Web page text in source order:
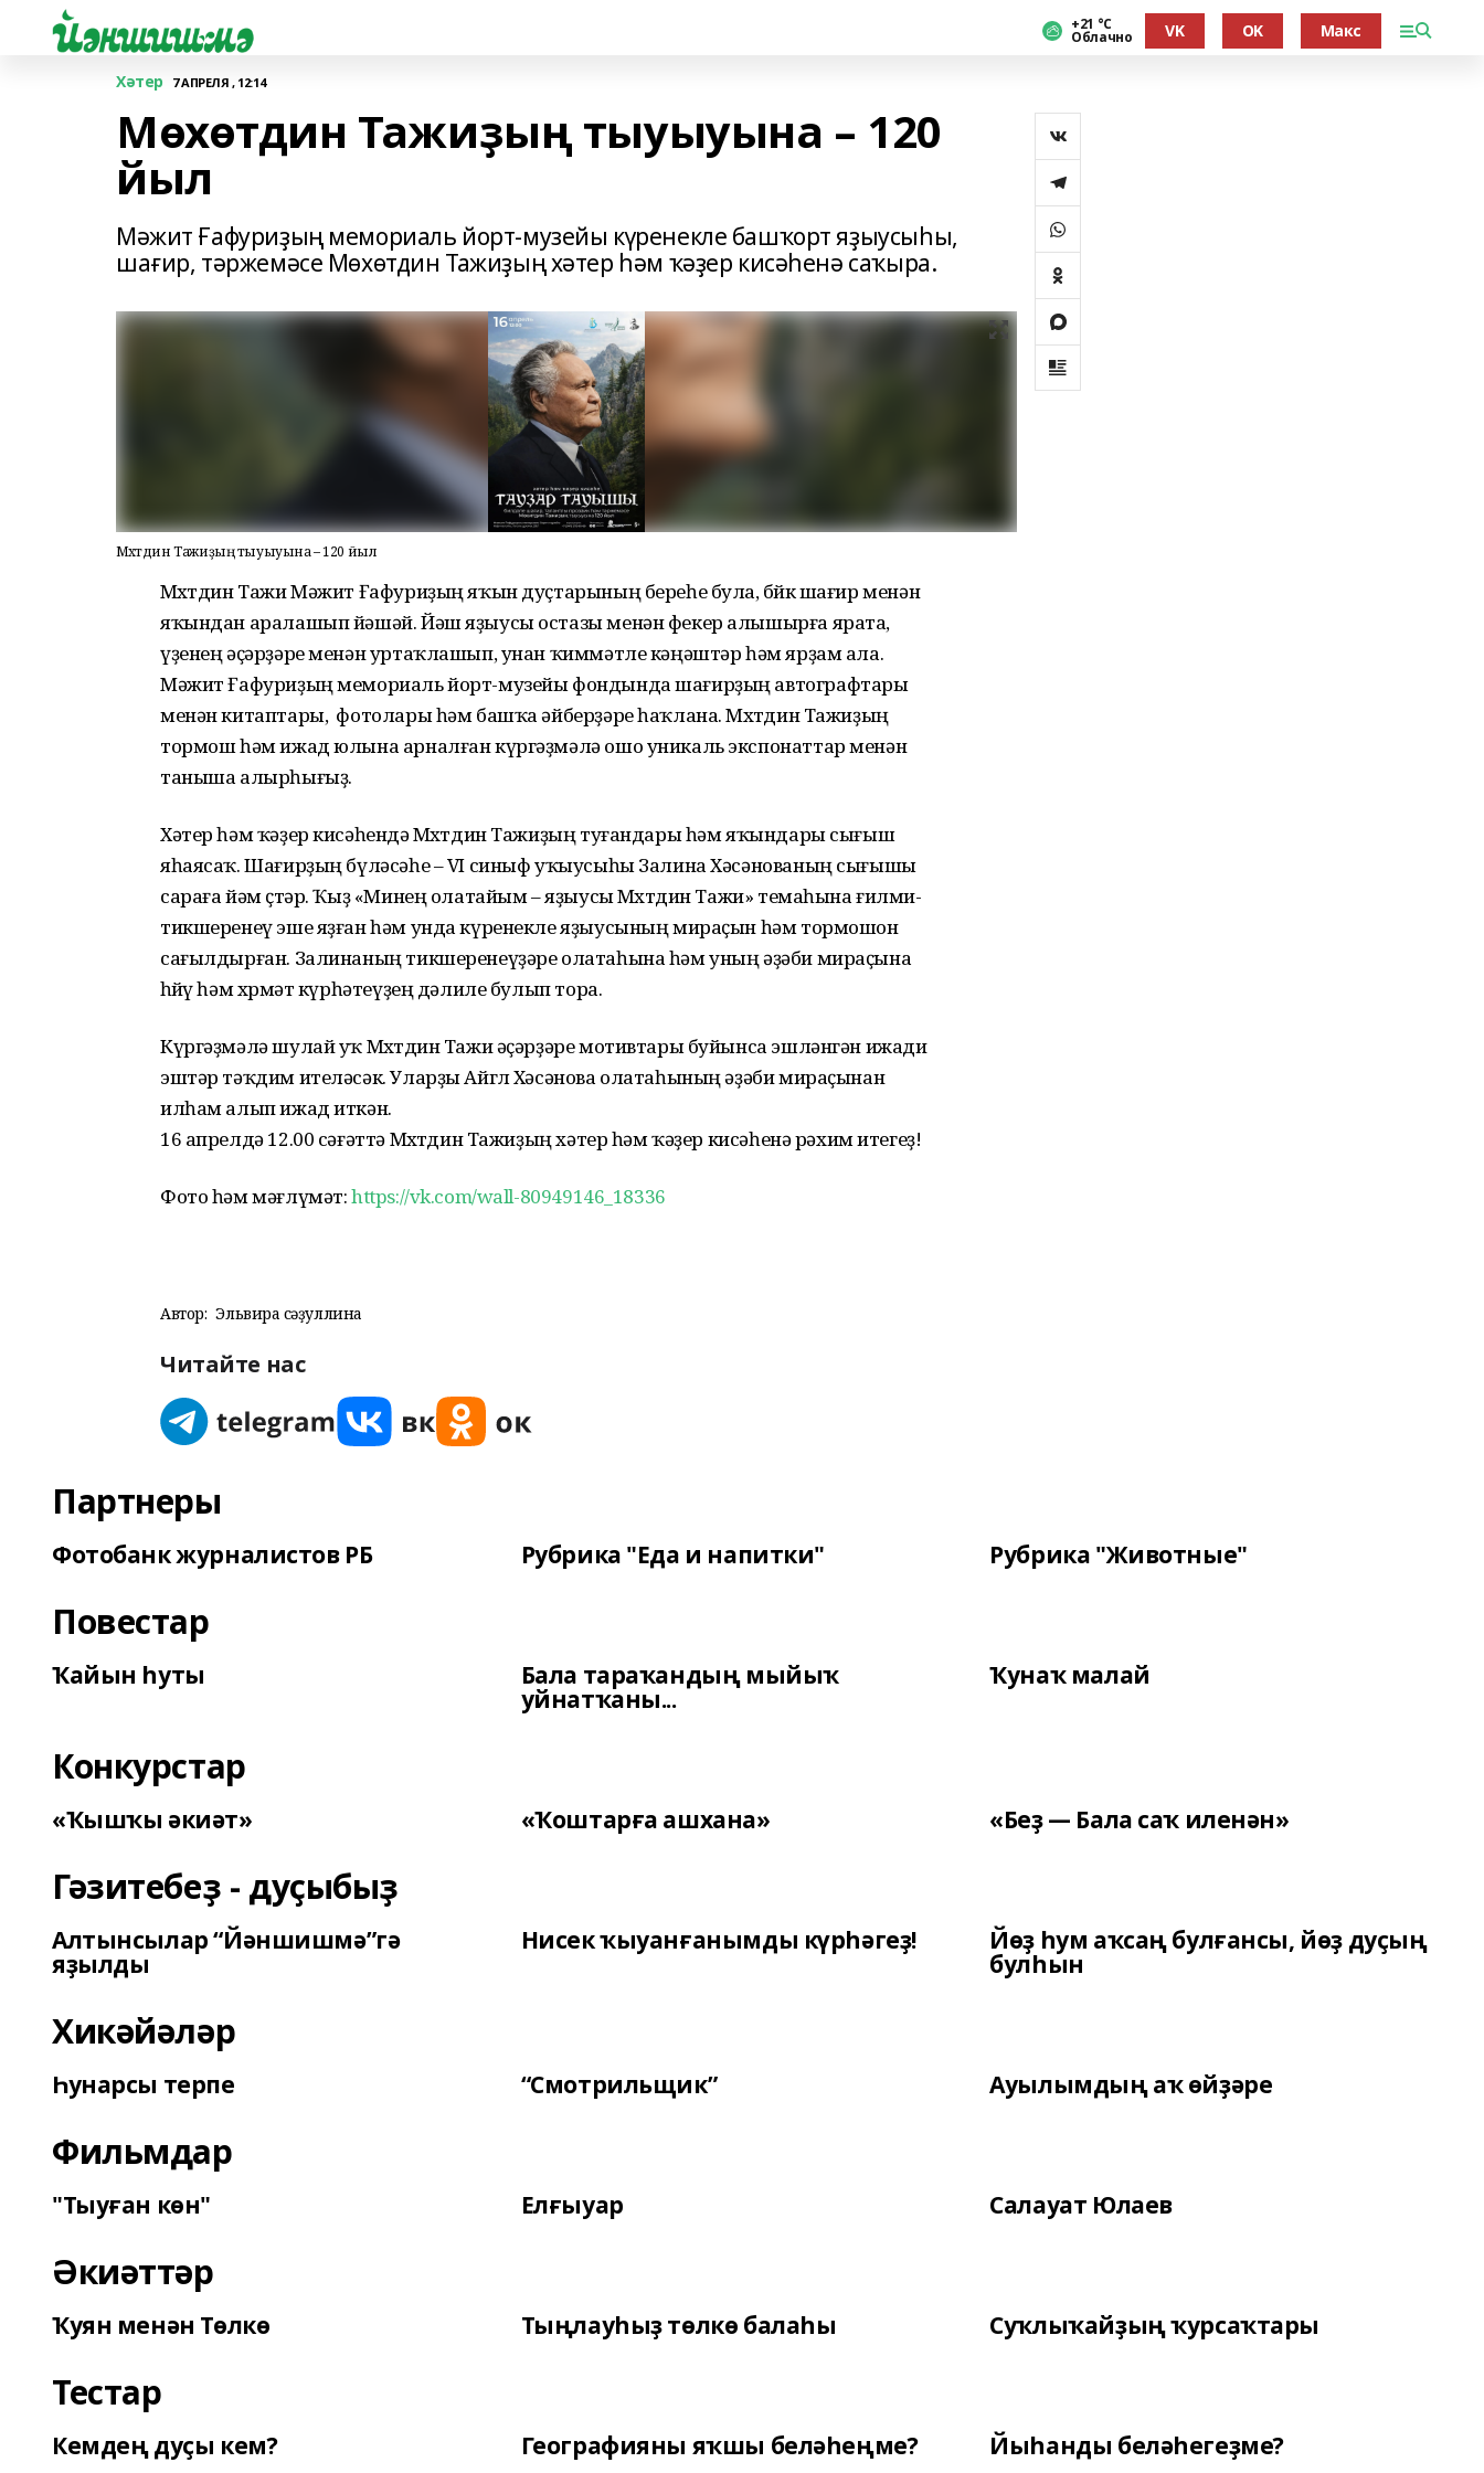
+21 °С
Облачно VK OK Макс
Хәтер 7 АПРЕЛЯ , 12:14
Мөхөтдин Тажиҙың тыуыуына – 120
йыл
Мәжит Ғафуриҙың мемориаль йорт-музейы күренекле башҡорт яҙыусыһы,
шағир, тәржемәсе Мөхөтдин Тажиҙың хәтер һәм ҡәҙер кисәһенә саҡыра.
Мөхөтдин Тажиҙың тыуыуына – 120 йыл
Мөхөтдин Тажи Мәжит Ғафуриҙың яҡын дуҫтарының береһе була, бөйөк шағир менән
яҡындан аралашып йәшәй. Йәш яҙыусы остазы менән фекер алышырға ярата,
үҙенең әҫәрҙәре менән уртаҡлашып, унан ҡиммәтле кәңәштәр һәм ярҙам ала.
Мәжит Ғафуриҙың мемориаль йорт-музейы фондында шағирҙың автографтары
менән китаптары, фотолары һәм башҡа әйберҙәре һаҡлана. Мөхөтдин Тажиҙың
тормош һәм ижад юлына арналған күргәҙмәлә ошо уникаль экспонаттар менән
таныша алырһығыҙ.
Хәтер һәм ҡәҙер кисәһендә Мөхөтдин Тажиҙың туғандары һәм яҡындары сығыш
яһаясаҡ. Шағирҙың бүләсәһе – VI синыф уҡыусыһы Залина Хәсәнованың сығышы
сараға йәм өҫтәр. Ҡыҙ «Минең олатайым – яҙыусы Мөхөтдин Тажи» темаһына ғилми-
тикшеренеү эше яҙған һәм унда күренекле яҙыусының мираҫын һәм тормошон
сағылдырған. Залинаның тикшеренеүҙәре олатаһына һәм уның әҙәби мираҫына
һөйөү һәм хөрмәт күрһәтеүҙең дәлиле булып тора.
Күргәҙмәлә шулай уҡ Мөхөтдин Тажи әҫәрҙәре мотивтары буйынса эшләнгән ижади
эштәр тәҡдим ителәсәк. Уларҙы Айгөл Хәсәнова олатаһының әҙәби мираҫынан
илһам алып ижад иткән.
16 апрелдә 12.00 сәғәттә Мөхөтдин Тажиҙың хәтер һәм ҡәҙер кисәһенә рәхим итегеҙ!
Фото һәм мәғлүмәт:https://vk.com/wall-80949146_18336
Автор: Эльвира Әсәҙуллина
Читайте нас
Партнеры
Фотобанк журналистов РБ Рубрика "Еда и напитки" Рубрика "Животные"
Повестар
Ҡайын һуты Бала тараҡандың мыйыҡ
уйнатҡаны...
Ҡунаҡ малай
Конкурстар
«Ҡышҡы әкиәт» «Ҡоштарға ашхана» «Беҙ — Бала саҡ иленән»
Гәзитебеҙ - дуҫыбыҙ
Алтынсылар “Йәншишмә”гә
яҙылды
Нисек ҡыуанғанымды күрһәгеҙ! Йөҙ һум аҡсаң булғансы, йөҙ дуҫың
булһын
Хикәйәләр
Һунарсы терпе “Смотрильщик” Ауылымдың аҡ өйҙәре
Фильмдар
"Тыуған көн" Елғыуар Салауат Юлаев
Әкиәттәр
Ҡуян менән Төлкө Тыңлауһыҙ төлкө балаһы Суҡлыҡайҙың ҡурсаҡтары
Тестар
Кемдең дуҫы кем? Географияны яҡшы беләһеңме? Йыһанды беләһегеҙме?